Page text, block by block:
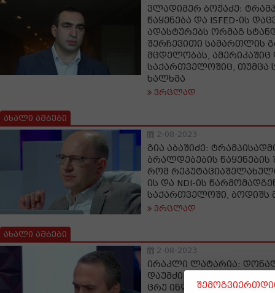
ვლადიმერ ბოჟაძე:
წაყენება და ISFED-ის
ადასტურებს ორმაგ
შერჩევითი სამართლის
მცდელობას, ამერიკაშიც
საქართველოშიც, თუმცა
ხალხმა
ვრცლად
ახალი ამბები
2-08-2023
გია აბაშიძე:
ბრალდებების
რომ
ის და NDI-ის
საქართველოში, ბოდიშს
ვრცლად
ახალი ამბები
2-08-2023
ირაკლი ლატარია:
დაუმძიმეს, არჩევნების
ცრუ ინფორმაციით